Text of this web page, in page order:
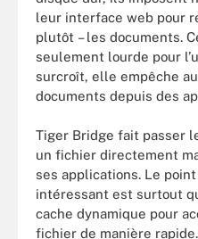
leur interface web pour
plutôt – les documents.
seulement lourde pour
surcroît, elle empêche
documents depuis des
Tiger Bridge fait passer
un fichier directement
ses applications. Le
intéressant est surtout
cache dynamique pour
fichier de manière